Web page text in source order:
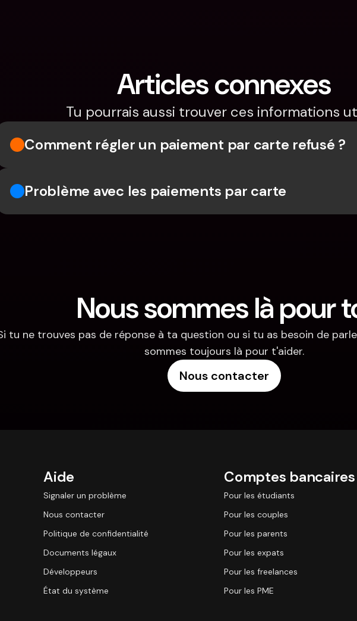
Articles connexes
Tu pourrais aussi trouver ces informations
Comment régler un paiement par carte refusé ?
Problème avec les paiements par carte
Nous sommes là pour
tu ne trouves pas de réponse à ta question ou si tu as besoin de
sommes toujours là pour t'aider.
Nous contacter
Aide
Signaler un problème
Nous contacter
Politique de confidentialité
Documents légaux
Développeurs
État du système
Comptes bancaires
Pour les étudiants
Pour les couples
Pour les parents
Pour les expats
Pour les freelances
Pour les PME